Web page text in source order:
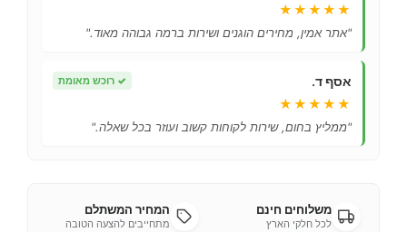
★★★★★
"אתר אמין, מחירים הוגנים ושירות ברמה גבוהה מאוד."
אסף ד. ✓ רוכש מאומת
★★★★★
"ממליץ בחום, שירות לקוחות קשוב ועוזר בכל שאלה."
משלוחים חינם
לכל חלקי הארץ
המחיר המשתלם
מתחייבים להצעה הטובה